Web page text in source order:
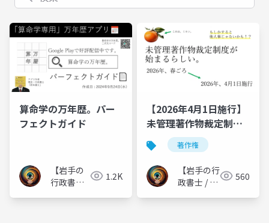
算命学の万年歴。パー
フェクトガイド
【岩手の
行政書士 /
1.2K
【2026年4月1日施行】
未管理著作物裁定制度
が始まるらしい。【い
きなりダジャレから始
まる、ニュース風！？
スライド】
著作権
【岩手の行
政書士 / 表
560